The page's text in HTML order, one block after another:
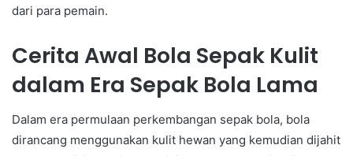
dari para pemain.
Cerita Awal Bola Sepak Kulit
dalam Era Sepak Bola Lama
Dalam era permulaan perkembangan sepak bola, bola
dirancang menggunakan kulit hewan yang kemudian dijahit